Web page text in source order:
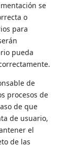
se
o
para
pueda
de
procesos de
de que
de usuario,
el
de las